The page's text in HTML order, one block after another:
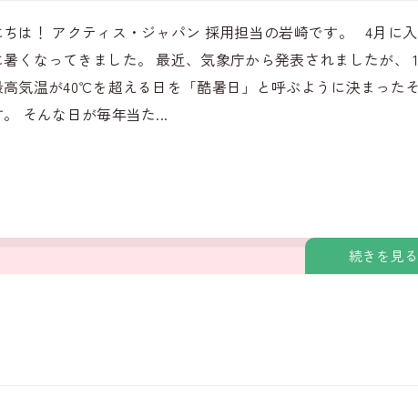
ちは！ アクティス・ジャパン 採用担当の岩崎です。 4月に入
くなってきました。 最近、気象庁から発表されましたが、 1
高気温が40℃を超える日を「酷暑日」と呼ぶように決まったそ
。 そんな日が毎年当た...
続きを見る